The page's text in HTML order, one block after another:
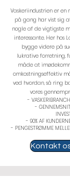
Vaskeriindustrien er
på gang har vist sig
nogle af de vigtigste
interessante. Her hos
bygge videre på
lukrative forretning,
måde at
omkostningseffektiv
ved hvordan, så ring
vores
-
-
- 90% AF
- PENGESTRØMME
Kontakt